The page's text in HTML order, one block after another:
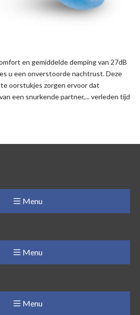
en gemiddelde demping van 27dB
u een onverstoorde nachtrust. Deze
oorstukjes zorgen ervoor dat
een snurkende partner,... verleden tijd
Menu
Menu
Menu